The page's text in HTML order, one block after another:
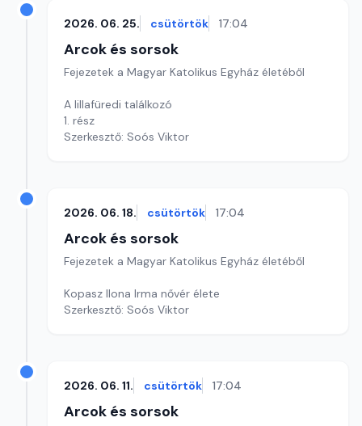
2026. 06. 25. csütörtök 17:04
Arcok és sorsok
Fejezetek a Magyar Katolikus Egyház életéből
A lillafüredi találkozó
1. rész
Szerkesztő: Soós Viktor
2026. 06. 18. csütörtök 17:04
Arcok és sorsok
Fejezetek a Magyar Katolikus Egyház életéből
Kopasz Ilona Irma nővér élete
Szerkesztő: Soós Viktor
2026. 06. 11. csütörtök 17:04
Arcok és sorsok